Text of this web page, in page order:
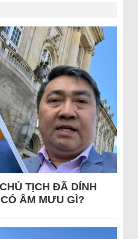
TỊCH ĐÃ DÍNH
ÂM MƯU GÌ?